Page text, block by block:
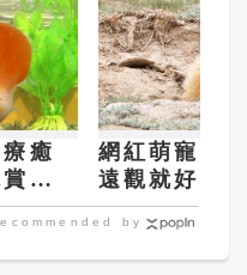
癒
魚C
網紅萌寵土
遠觀就好 注
by